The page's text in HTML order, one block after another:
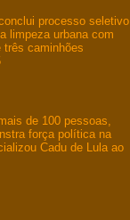
processo seletivo
limpeza urbana com
três caminhões
de 100 pessoas,
força política na
Cadu de Lula ao